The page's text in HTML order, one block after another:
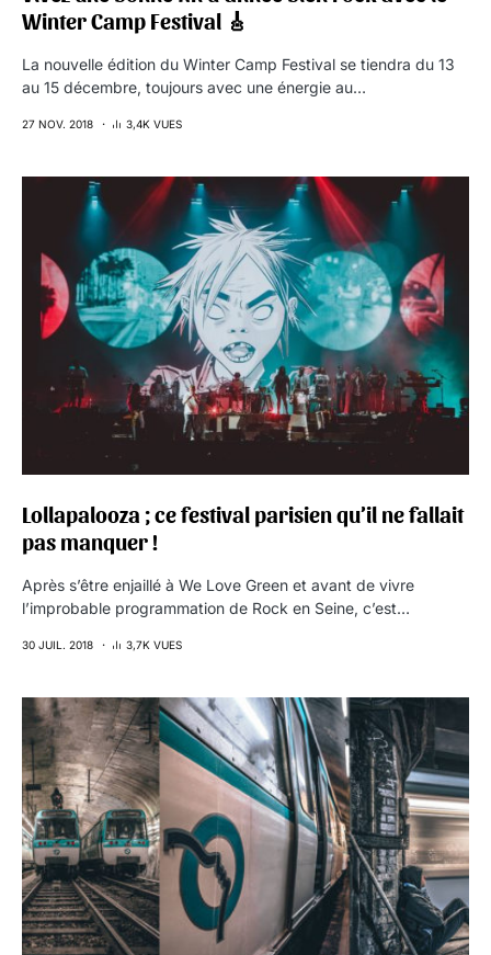
Winter Camp Festival 🎸
La nouvelle édition du Winter Camp Festival se tiendra du 13
au 15 décembre, toujours avec une énergie au…
27 NOV. 2018 3,4K VUES
Lollapalooza ; ce festival parisien qu’il ne fallait
pas manquer !
Après s’être enjaillé à We Love Green et avant de vivre
l’improbable programmation de Rock en Seine, c’est…
30 JUIL. 2018 3,7K VUES